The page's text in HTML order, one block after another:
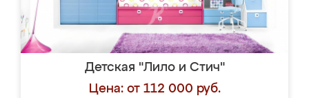
Детская "Лило и Стич"
Цена: от 112 000 руб.